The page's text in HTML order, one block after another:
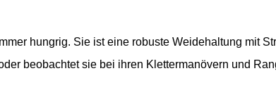
hungrig. Sie ist eine robuste Weidehaltung mit
beobachtet sie bei ihren Klettermanövern und